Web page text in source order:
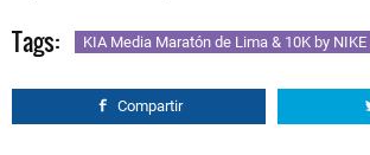
Tags: KIA Media Maratón de Lima & 10K by NIKE
Compartir